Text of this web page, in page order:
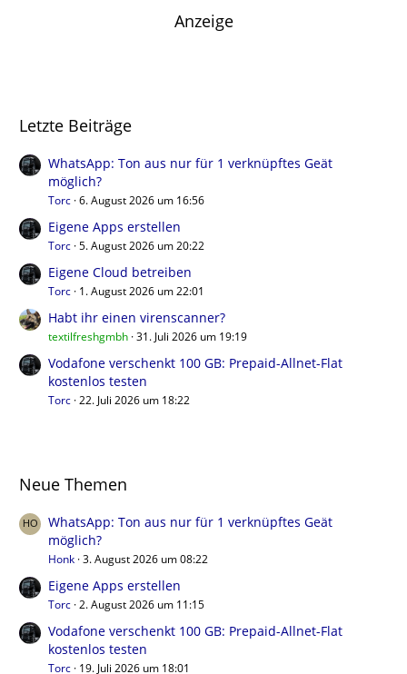
Anzeige
Letzte Beiträge
WhatsApp: Ton aus nur für 1 verknüpftes Geät
möglich?
Torc 6. August 2026 um 16:56
Eigene Apps erstellen
Torc 5. August 2026 um 20:22
Eigene Cloud betreiben
Torc 1. August 2026 um 22:01
Habt ihr einen virenscanner?
textilfreshgmbh 31. Juli 2026 um 19:19
Vodafone verschenkt 100 GB: Prepaid-Allnet-Flat
kostenlos testen
Torc 22. Juli 2026 um 18:22
Neue Themen
WhatsApp: Ton aus nur für 1 verknüpftes Geät
möglich?
Honk 3. August 2026 um 08:22
Eigene Apps erstellen
Torc 2. August 2026 um 11:15
Vodafone verschenkt 100 GB: Prepaid-Allnet-Flat
kostenlos testen
Torc 19. Juli 2026 um 18:01